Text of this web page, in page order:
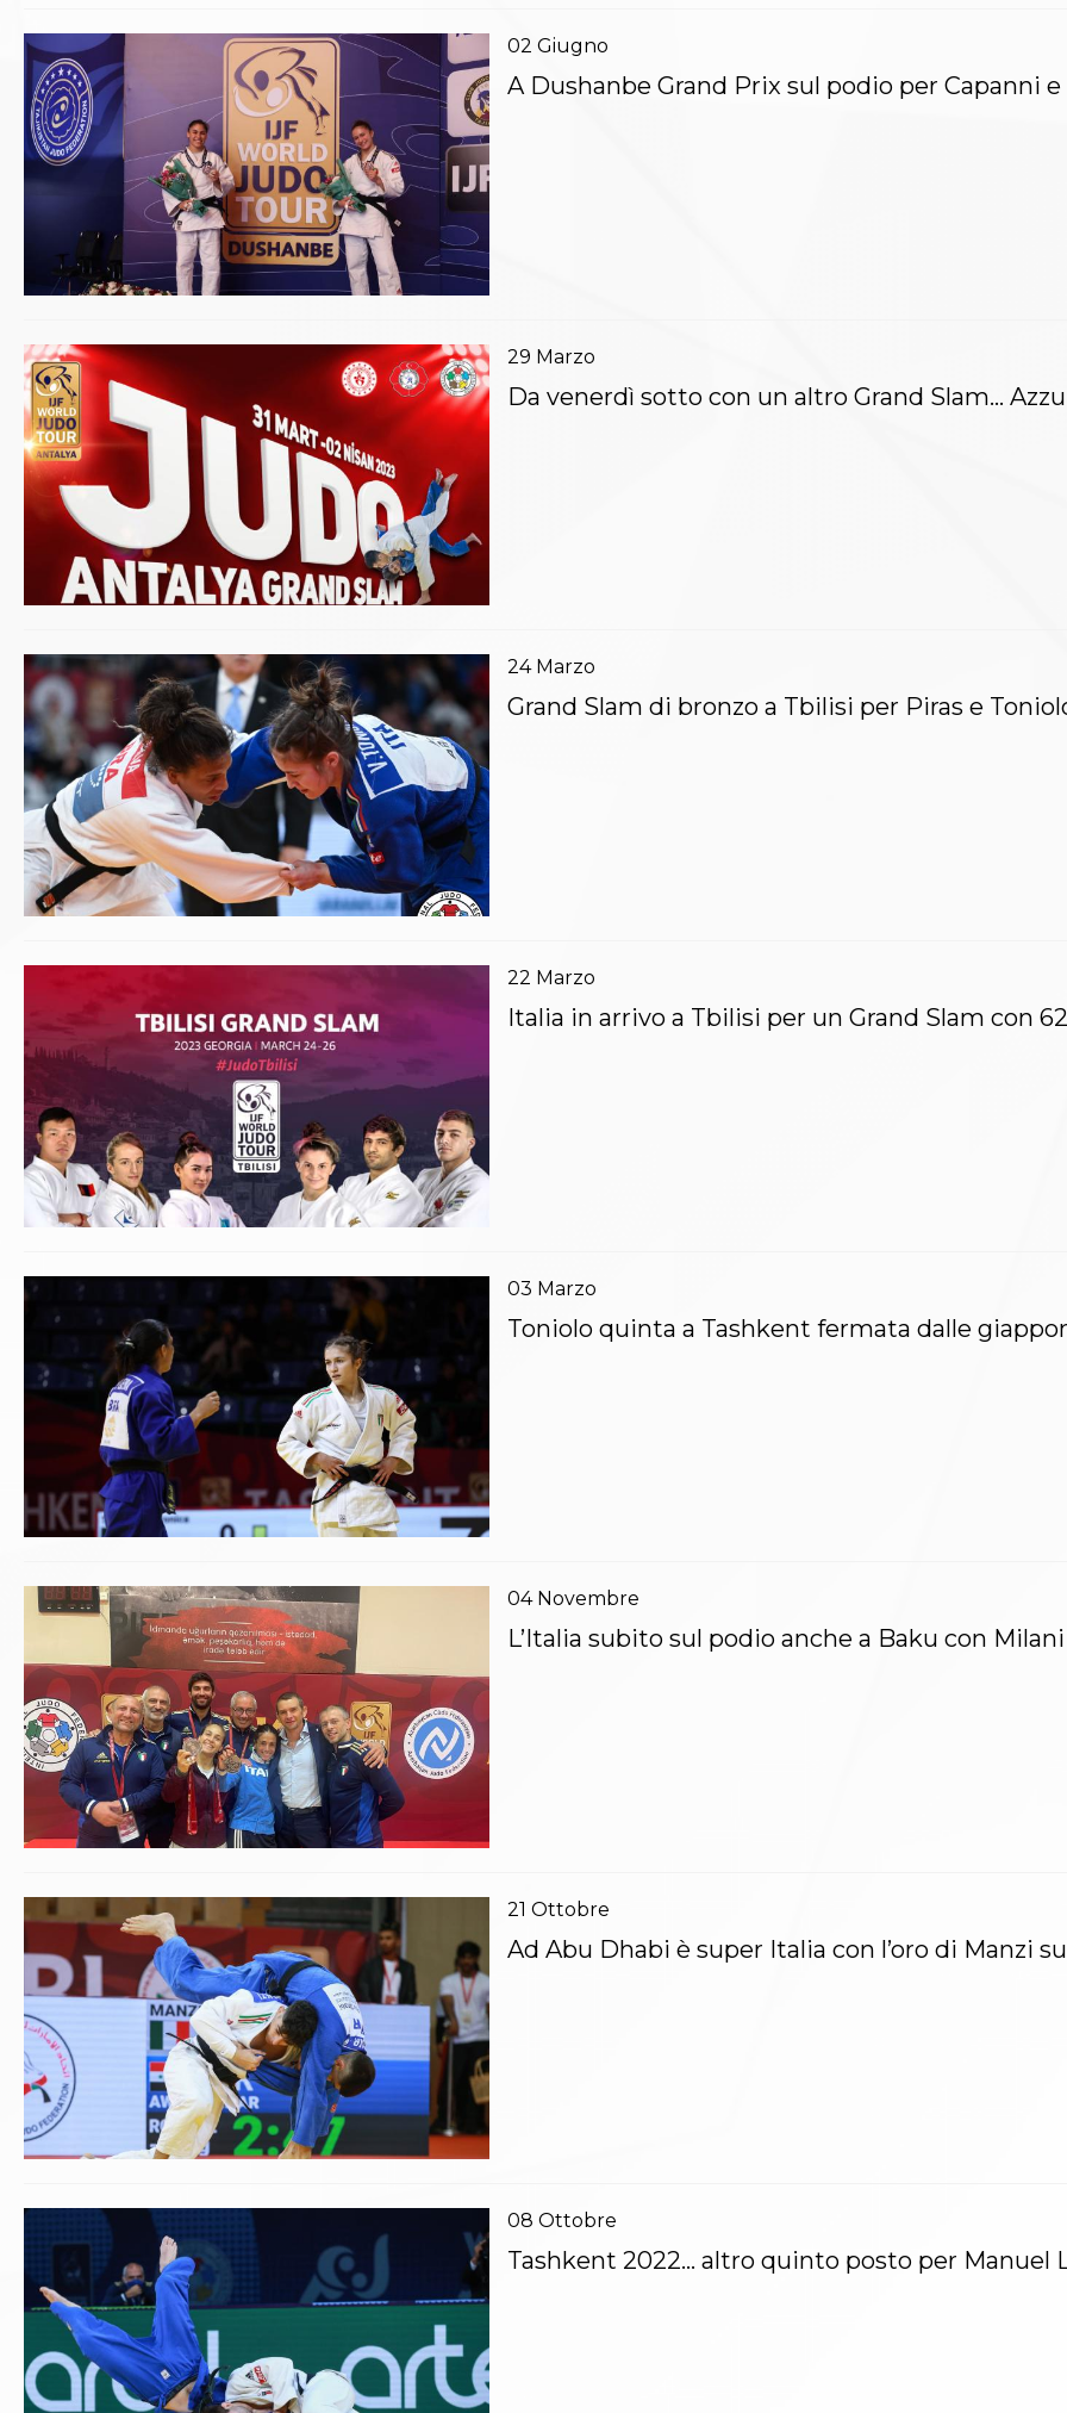
Gare e Risultati
Attività Didattica
Albi Federali
Karate
La disciplina
News
Gare e Risultati
Attività Didattica
Albi Federali
Arti marziali
Aikido
Sumo
Grappling
BJJ
Pancrazio/Pankration
S'istrumpa
News
Calendario Attività
Difesa Personale MGA
La disciplina
Mappa del sito
Cerca
Contatti
News
Cookies Accept
Newsletter
Catalogo formativo
Webinar
Corsi Monotematici
Corsi di Specializzazione
Edutraining class - Didattica infantile
Corso dirigenti sportivi
Corso Direttore di Gara
Abilitazioni
Sportello Fiscale
News
Modulistica
FAQ
Quesiti fiscali
Sostenibilità
02 Giugno
A Dushanbe Grand Prix sul podio per Capanni
29 Marzo
Da venerdì sotto con un altro Grand Slam…
24 Marzo
Grand Slam di bronzo a Tbilisi per Piras e
22 Marzo
Italia in arrivo a Tbilisi per un Grand Slam con
03 Marzo
Toniolo quinta a Tashkent fermata dalle
04 Novembre
L’Italia subito sul podio anche a Baku con
21 Ottobre
Ad Abu Dhabi è super Italia con l’oro di Manzi
08 Ottobre
Tashkent 2022… altro quinto posto per Manuel